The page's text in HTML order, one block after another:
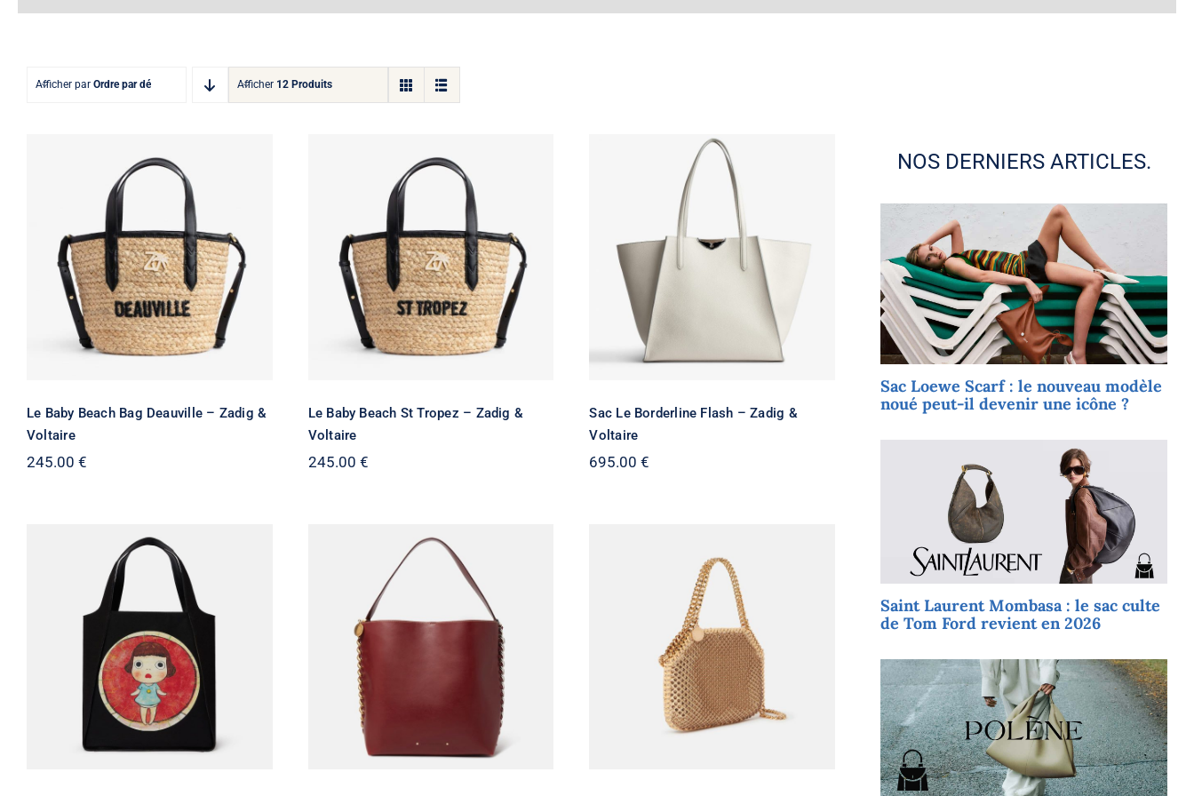
Afficher par Ordre par défaut Afficher 12 Produits
Le Baby Beach Bag
Deauville – Zadig &
Voltaire
Le Baby Beach Bag Deauville – Zadig &
Voltaire
245.00 €
Le Baby Beach St Tropez –
Zadig & Voltaire
Le Baby Beach St Tropez – Zadig &
Voltaire
245.00 €
Sac Le Borderline Flash –
Zadig & Voltaire
Sac Le Borderline Flash – Zadig &
Voltaire
695.00€
Stella McCartney – Sac
cabas en toile de coton
imprimé Lonesome Puppy
Ultra Noir
Stella McCartney – Sac
cabas Frayme, Cerise
Stella McCartney Falabella
– Mini cabas en mesh a
cristaux Argenté
NOS DERNIERS ARTICLES.
Sac Loewe Scarf : le nouveau modèle
noué peut-il devenir une icône ?
Saint Laurent Mombasa : le sac culte
de Tom Ford revient en 2026